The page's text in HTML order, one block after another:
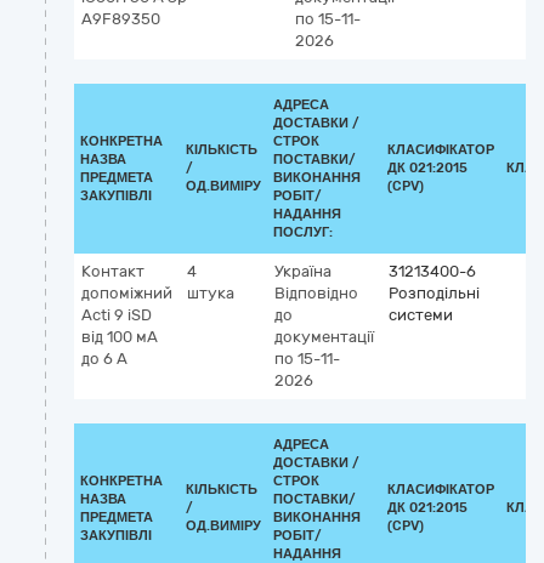
A9F89350
по 15-11-
2026
КОНКРЕТНА
НАЗВА
ПРЕДМЕТА
ЗАКУПІВЛІ
КІЛЬКІСТЬ
/
ОД.ВИМІРУ
АДРЕСА
ДОСТАВКИ /
СТРОК
ПОСТАВКИ/
ВИКОНАННЯ
РОБІТ/
НАДАННЯ
ПОСЛУГ:
КЛАСИФІКАТОР
ДК 021:2015
(CPV)
Контакт
допоміжний
Acti 9 iSD
від 100 мА
до 6 А
4
штука
Україна
Відповідно
до
документації
по 15-11-
2026
31213400-6
Розподільні
системи
КОНКРЕТНА
НАЗВА
ПРЕДМЕТА
ЗАКУПІВЛІ
КІЛЬКІСТЬ
/
ОД.ВИМІРУ
АДРЕСА
ДОСТАВКИ /
СТРОК
ПОСТАВКИ/
ВИКОНАННЯ
РОБІТ/
НАДАННЯ
КЛАСИФІКАТОР
ДК 021:2015
(CPV)